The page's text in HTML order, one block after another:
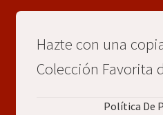
Hazte con una
Colección Favorita
Política De